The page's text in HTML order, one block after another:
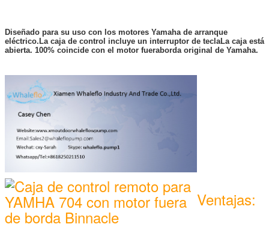
derecha para
abrir la caja de
control, un
estable.
tiempos
BINNACLE
PREMIUM
Diseñado para su uso con los motores Yamaha de arranque
eléctrico.La caja de control incluye un interruptor de teclaLa caja está
abierta. 100% coincide con el motor fueraborda original de Yamaha.
Ventajas: